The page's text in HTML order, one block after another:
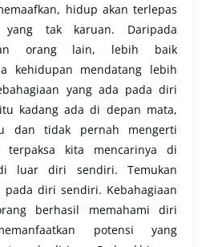
hidup akan terlepas
tak karuan. Daripada
orang lain, lebih baik
kehidupan mendatang lebih
yang ada pada diri
kadang ada di depan mata,
dan tidak pernah mengerti
terpaksa kita mencarinya di
luar diri sendiri. Temukan
pada diri sendiri. Kebahagiaan
berhasil memahami diri
potensi yang